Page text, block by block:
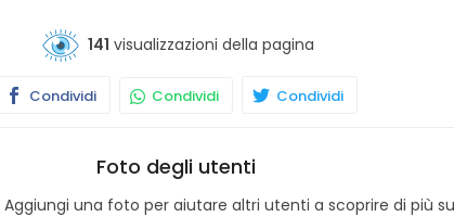
141 visualizzazioni della pagina
Condividi Condividi Condividi
Foto degli utenti
Aggiungi una foto per aiutare altri utenti a scoprire di più